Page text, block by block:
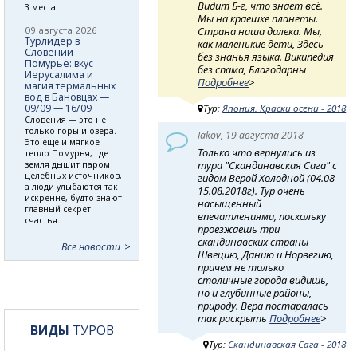
Видит Б-г, что знает всё.
Мы на краешке планеты.
Страна наша далека. Мы,
как маленькие дети, Здесь
без знанья языка. Википедия
без спама, Благодарны
Подробнее>
Тур:Япония. Краски осени - 2018
Iakov, 19 августа 2018
Только что вернулись из
тура "Скандинавская Сага" с
гидом Верой Холодной (04.08-
15.08.2018г). Тур очень
насыщенный
впечатлениями, поскольку
проезжаешь три
скандинавских страны-
Швецию, Данию и Норвегию,
причем не только
столичные города видишь,
но и глубинные районы,
природу. Вера постаралась
так раскрытьПодробнее>
Тур: Скандинавская Сага - 2018
3 места
09 августа 2026
Турлидер в
Словении —
Помурье: вкус
Иерусалима и
магия термальных
вод в Бановцах —
09/09 — 16/09
Словения — это не
только горы и озера.
Это еще и мягкое
тепло Помурья, где
земля дышит паром
целебных источников,
а люди улыбаются так
искренне, будто знают
главный секрет
счастья.
Все новости
ВИДЫ ТУРОВ